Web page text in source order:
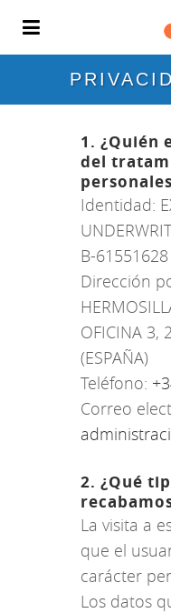
1. ¿Quién
del
Identidad:
B-61551628
Dirección
OFICINA 3,
(ESPAÑA)
Teléfono:
Correo
2. ¿Qué
La visita a
que el
carácter
Los datos